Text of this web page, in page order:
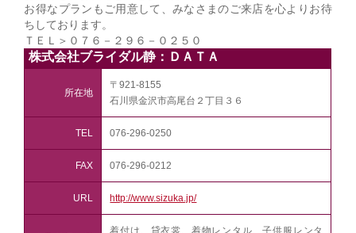
お得なプランもご用意して、みなさまのご来店を心よりお待
ちしております。
ＴＥＬ＞０７６－２９６－０２５０
株式会社ブライダル静：ＤＡＴＡ
所在地
〒921-8155
石川県金沢市高尾台２丁目３６
TEL 076-296-0250
FAX 076-296-0212
URL http://www.sizuka.jp/
着付け、貸衣裳、着物レンタル、子供服レンタ